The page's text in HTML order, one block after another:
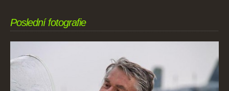
Poslední fotografie